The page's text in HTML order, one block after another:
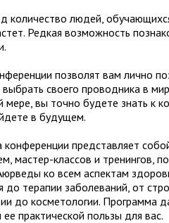
количество людей,
Редкая возможность
позволят вам лично
своего проводника в
мере, вы точно будете знать к
в будущем.
представляет
мастер-классов и тренингов,
ко всем аспектам
до терапии заболеваний, от
до косметологии. Программа
практической пользы для вас.